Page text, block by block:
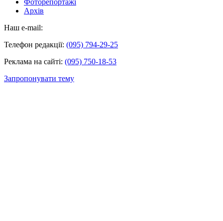
Архів
Наш e-mail:
Телефон редакції: (095) 794-29-25
Реклама на сайті: (095) 750-18-53
Запропонувати тему